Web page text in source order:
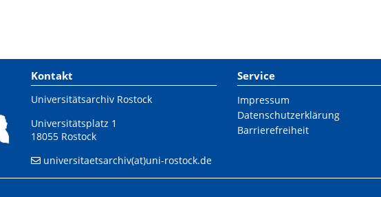
Kontakt
Universitätsarchiv Rostock
Universitätsplatz 1
18055 Rostock
universitaetsarchiv(at)uni-rostock.de
Service
Impressum
Datenschutzerklärung
Barrierefreiheit